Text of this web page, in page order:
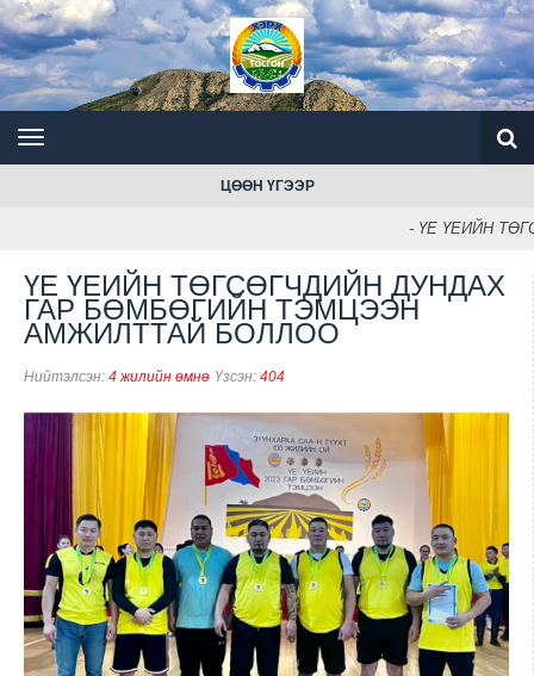
ЦӨӨН ҮГЭЭР
- ҮЕ ҮЕИЙН
ҮЕ ҮЕИЙН ТӨГСӨГЧДИЙН ДУНДАХ
ГАР БӨМБӨГИЙН ТЭМЦЭЭН
АМЖИЛТТАЙ БОЛЛОО
Нийтэлсэн: 4 жилийн өмнө Үзсэн: 404